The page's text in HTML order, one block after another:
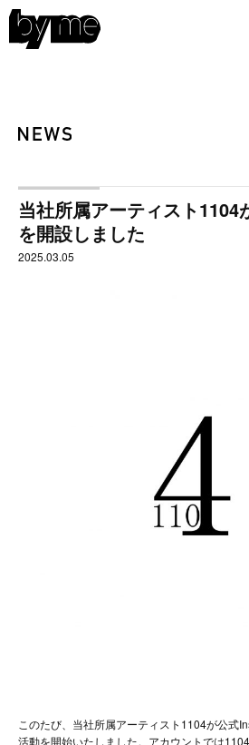
当社所属アーティスト
を開設しました
2025.03.05
このたび、当社所属アーティスト1104が公式
活動を開始いたしました。アカウントでは